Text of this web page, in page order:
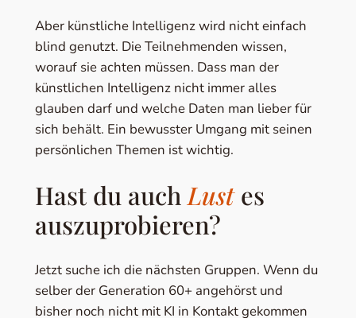
Aber künstliche Intelligenz wird nicht einfach
blind genutzt. Die Teilnehmenden wissen,
worauf sie achten müssen. Dass man der
künstlichen Intelligenz nicht immer alles
glauben darf und welche Daten man lieber für
sich behält. Ein bewusster Umgang mit seinen
persönlichen Themen ist wichtig.
Hast du auchLustes
auszuprobieren?
Jetzt suche ich die nächsten Gruppen. Wenn du
selber der Generation 60+ angehörst und
bisher noch nicht mit KI in Kontakt gekommen